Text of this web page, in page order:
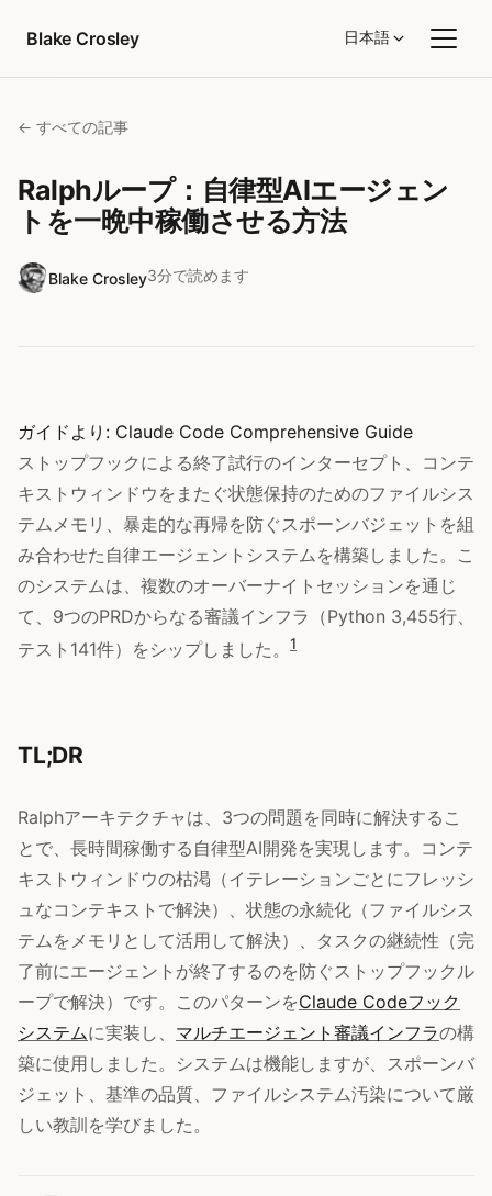
Blake Crosley
日本語
← すべての記事
Ralphループ：自律型AIエージェン
トを一晩中稼働させる方法
Blake Crosley3分で読めます
ガイドより: Claude Code Comprehensive Guide
ストップフックによる終了試行のインターセプト、コンテ
キストウィンドウをまたぐ状態保持のためのファイルシス
テムメモリ、暴走的な再帰を防ぐスポーンバジェットを組
み合わせた自律エージェントシステムを構築しました。こ
のシステムは、複数のオーバーナイトセッションを通じ
て、9つのPRDからなる審議インフラ（Python 3,455行、
テスト141件）をシップしました。
1
TL;DR
Ralphアーキテクチャは、3つの問題を同時に解決するこ
とで、長時間稼働する自律型AI開発を実現します。コンテ
キストウィンドウの枯渇（イテレーションごとにフレッシ
ュなコンテキストで解決）、状態の永続化（ファイルシス
テムをメモリとして活用して解決）、タスクの継続性（完
了前にエージェントが終了するのを防ぐストップフックル
ープで解決）です。このパターンをClaude Codeフック
システムに実装し、 マルチエージェント審議インフラの構
築に使用しました。システムは機能しますが、スポーンバ
ジェット、基準の品質、ファイルシステム汚染について厳
しい教訓を学びました。